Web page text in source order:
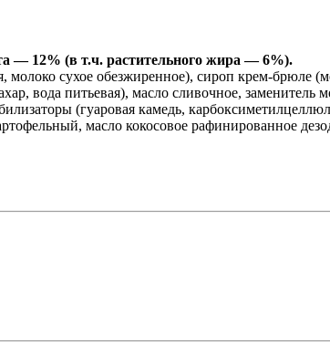
— 12% (в т.ч. растительного жира — 6%).
молоко сухое обезжиренное), сироп крем-брюле
вода питьевая), масло сливочное,
(гуаровая камедь,
масло кокосовое рафинированное